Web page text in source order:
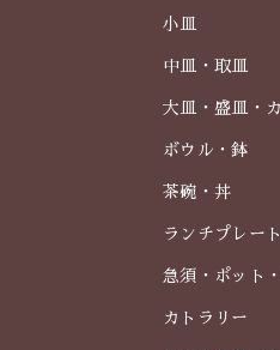
小皿
中皿・取皿
大皿・盛皿・
ボウル・鉢
茶碗・丼
ランチプレート
急須・ポット
カトラリー